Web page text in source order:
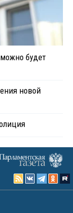
будет
новой